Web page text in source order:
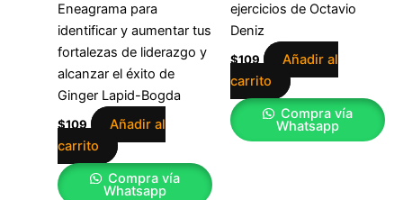
Eneagrama para
identificar y aumentar tus
fortalezas de liderazgo y
alcanzar el éxito de
Ginger Lapid-Bogda
$109
Añadir al
carrito
Compra vía
Whatsapp
ejercicios de Octavio
Deniz
$109
Añadir al
carrito
Compra vía
Whatsapp